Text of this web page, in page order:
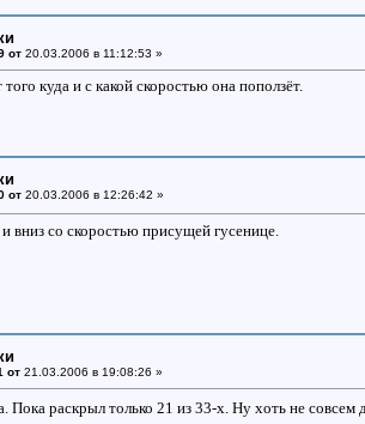
от 20.03.2006 в 11:12:53 »
того куда и с какой скоростью она поползёт.
от 20.03.2006 в 12:26:42 »
вниз со скоростью присущей гусенице.
от 21.03.2006 в 19:08:26 »
Пока раскрыл только 21 из 33-х. Ну хоть не совсем